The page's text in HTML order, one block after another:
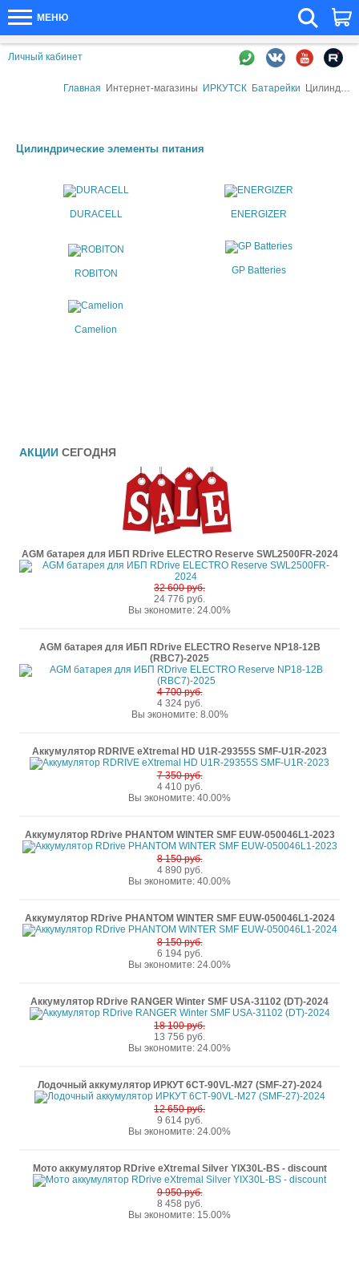
МЕНЮ
Личный кабинет
Главная Интернет-магазины ИРКУТСК Батарейки Цилиндрические элементы питания
Цилиндрические элементы питания
DURACELL ENERGIZER
ROBITON GP Batteries
Camelion
АКЦИИ СЕГОДНЯ
AGM батарея для ИБП RDrive ELECTRO Reserve SWL2500FR-2024
32 600 руб.
24 776 руб.
Вы экономите: 24.00%
AGM батарея для ИБП RDrive ELECTRO Reserve NP18-12B
(RBC7)-2025
4 700 руб.
4 324 руб.
Вы экономите: 8.00%
Аккумулятор RDRIVE eXtremal HD U1R-29355S SMF-U1R-2023
7 350 руб.
4 410 руб.
Вы экономите: 40.00%
Аккумулятор RDrive PHANTOM WINTER SMF EUW-050046L1-2023
8 150 руб.
4 890 руб.
Вы экономите: 40.00%
Аккумулятор RDrive PHANTOM WINTER SMF EUW-050046L1-2024
8 150 руб.
6 194 руб.
Вы экономите: 24.00%
Аккумулятор RDrive RANGER Winter SMF USA-31102 (DT)-2024
18 100 руб.
13 756 руб.
Вы экономите: 24.00%
Лодочный аккумулятор ИРКУТ 6СТ-90VL-M27 (SMF-27)-2024
12 650 руб.
9 614 руб.
Вы экономите: 24.00%
Мото аккумулятор RDrive eXtremal Silver YIX30L-BS - discount
9 950 руб.
8 458 руб.
Вы экономите: 15.00%